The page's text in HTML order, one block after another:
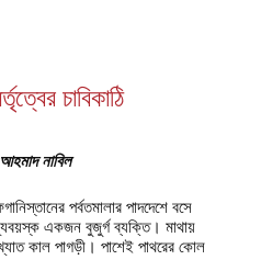
চাবিকাঠি
নাবিল
পর্বতমালার পাদদেশে বসে
একজন বুজুর্গ ব্যক্তি। মাথায়
কাল পাগড়ী। পাশেই পাথরের কোল